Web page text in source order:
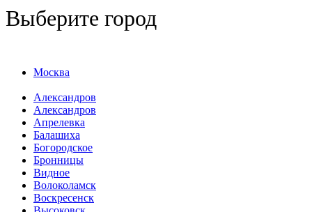
Выберите город
Москва
Александров
Александров
Апрелевка
Балашиха
Богородское
Бронницы
Видное
Волоколамск
Воскресенск